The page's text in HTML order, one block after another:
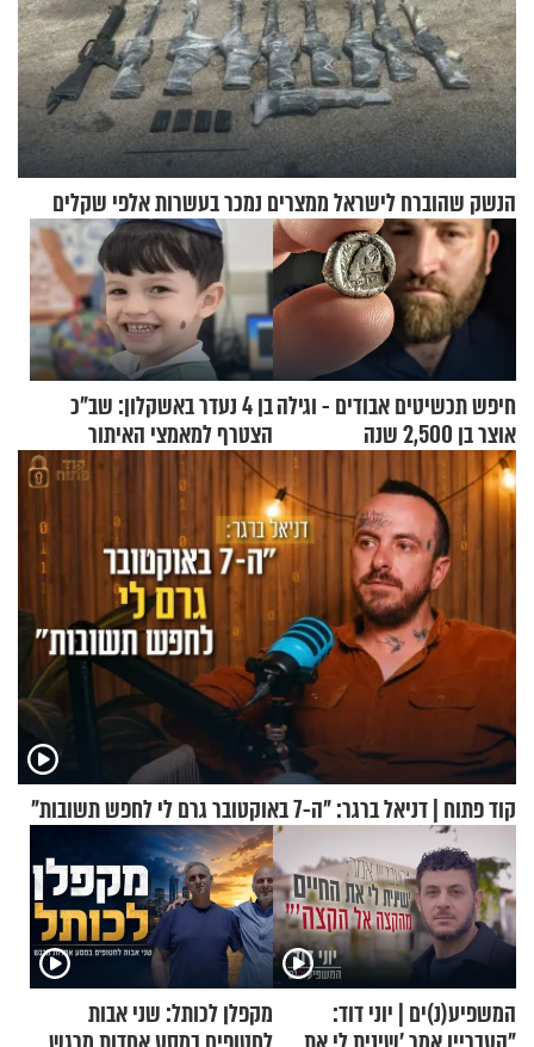
הנשק שהוברח לישראל ממצרים נמכר בעשרות אלפי שקלים
חיפש תכשיטים אבודים - וגילה
אוצר בן 2,500 שנה
בן 4 נעדר באשקלון: שב"כ
הצטרף למאמצי האיתור
קוד פתוח | דניאל ברגר: "ה-7 באוקטובר גרם לי לחפש תשובות"
המשפיע(נ)ים | יוני דוד:
מקפלן לכותל: שני אבות